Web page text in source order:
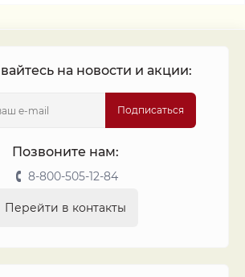
на новости и акции:
Подписаться
Позвоните нам:
8-800-505-12-84
Перейти в контакты